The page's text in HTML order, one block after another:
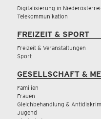
Digitalisierung in
Telekommunikation
FREIZEIT & SPORT
Freizeit & Veranstaltungen
Sport
GESELLSCHAFT &
Familien
Frauen
Gleichbehandlung &
Jugend